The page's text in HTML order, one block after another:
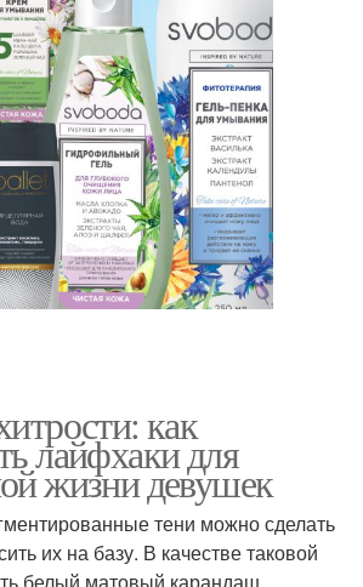
как
лайфхаки для
жизни девушек
тени можно сделать
их на базу. В качестве таковой